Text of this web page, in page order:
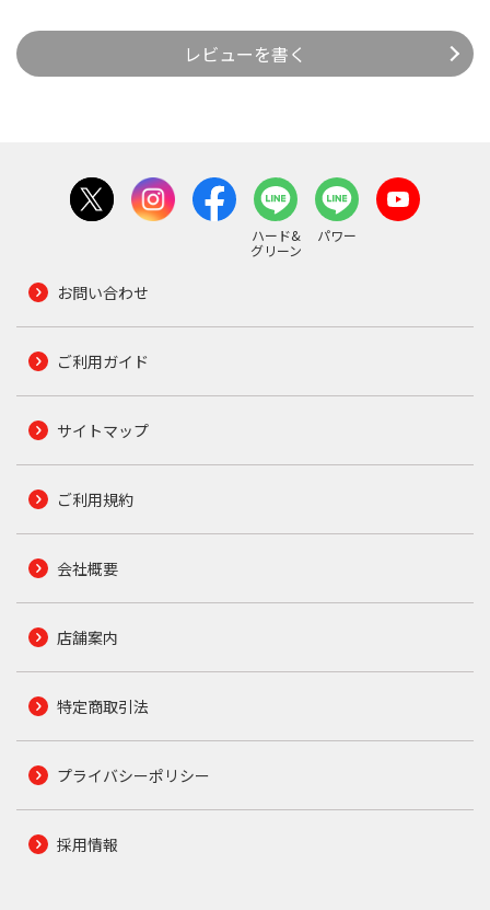
レビューを書く
ハード&
グリーン
パワー
お問い合わせ
ご利用ガイド
サイトマップ
ご利用規約
会社概要
店舗案内
特定商取引法
プライバシーポリシー
採用情報